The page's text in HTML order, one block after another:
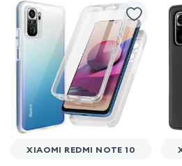
XIAOMI REDMI NOTE 10